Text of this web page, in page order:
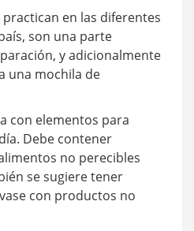
en las diferentes
son una parte
y adicionalmente
una mochila de
con elementos para
Debe contener
no perecibles
se sugiere tener
con productos no